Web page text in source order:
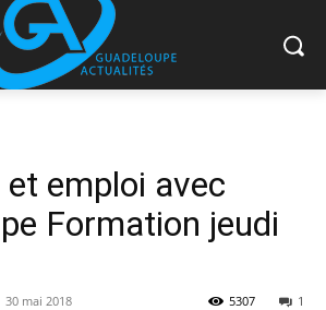
emploi avec
Formation jeudi
30 mai 2018 1
5307